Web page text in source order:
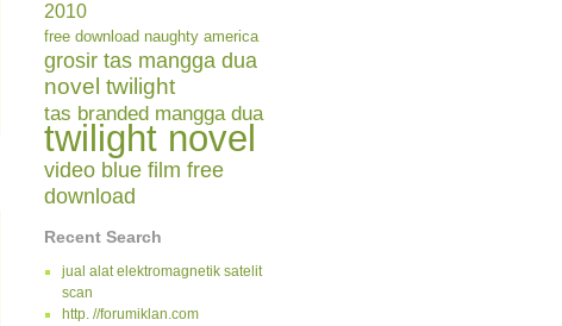
2010
free download naughty america
grosir tas mangga dua
novel twilight
tas branded mangga dua
twilight novel
video blue film free
download
Recent Search
jual alat elektromagnetik satelit
scan
http. //forumiklan.com